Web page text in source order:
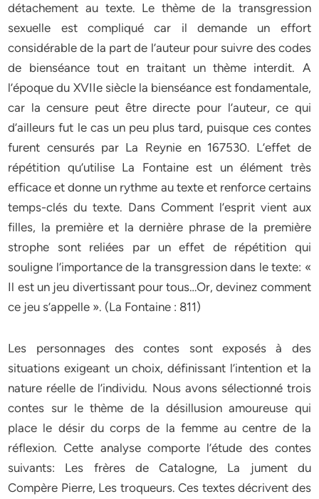
détachement au texte. Le thème de la transgression
sexuelle est compliqué car il demande un effort
considérable de la part de l’auteur pour suivre des codes
de bienséance tout en traitant un thème interdit. A
l’époque du XVIIe siècle la bienséance est fondamentale,
car la censure peut être directe pour l’auteur, ce qui
d’ailleurs fut le cas un peu plus tard, puisque ces contes
furent censurés par La Reynie en 167530. L’effet de
répétition qu’utilise La Fontaine est un élément très
efficace et donne un rythme au texte et renforce certains
temps-clés du texte. Dans Comment l’esprit vient aux
filles, la première et la dernière phrase de la première
strophe sont reliées par un effet de répétition qui
souligne l’importance de la transgression dans le texte: «
Il est un jeu divertissant pour tous…Or, devinez comment
ce jeu s’appelle ». (La Fontaine : 811)
Les personnages des contes sont exposés à des
situations exigeant un choix, définissant l’intention et la
nature réelle de l’individu. Nous avons sélectionné trois
contes sur le thème de la désillusion amoureuse qui
place le désir du corps de la femme au centre de la
réflexion. Cette analyse comporte l’étude des contes
suivants: Les frères de Catalogne, La jument du
Compère Pierre, Les troqueurs. Ces textes décrivent des